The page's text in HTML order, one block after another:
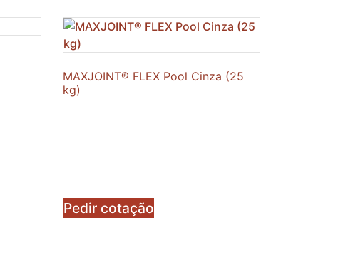
MAXJOINT® FLEX Pool Cinza (25
kg)
Pedir cotação